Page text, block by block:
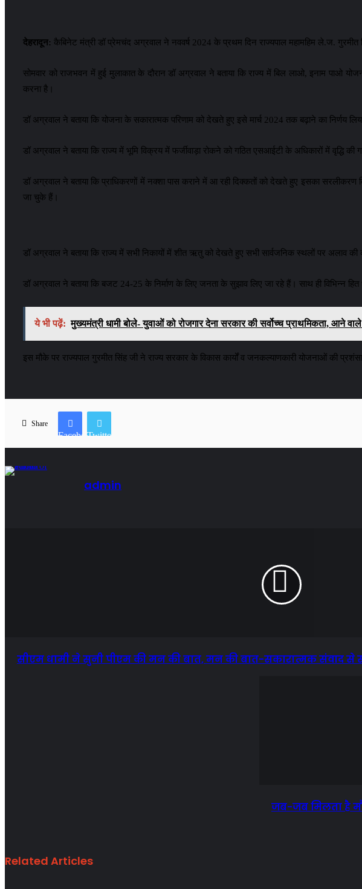
देहरादून: कैबिनेट मंत्री डॉ प्रेमचंद अग्रवाल ने नववर्ष 2024 के प्रथम दिन राज्यपाल महामहिम ले.ज. गुरमीत
सोमवार को राजभवन में हुई मुलाकात के दौरान डॉ अग्रवाल ने बताया कि राज्य में बिल लाओ, इनाम पाओ
करना है।
डॉ अग्रवाल ने बताया कि योजना के सकारात्मक परिणाम को देखते हुए इसे मार्च 2024 तक बढ़ाने का निर्णय
डॉ अग्रवाल ने बताया कि राज्य में भूमि विक्रय में फर्जीवाड़ा रोकने को गठित एसआईटी के अधिकारों में वृद्धि
डॉ अग्रवाल ने बताया कि प्राधिकरणों में नक्शा पास कराने में आ रही दिक्कतों को देखते हुए इसका
जा चुके हैं।
डॉ अग्रवाल ने बताया कि राज्य में सभी निकायों में शीत ऋतु को देखते हुए सभी सार्वजनिक स्थलों पर अलाव की
डॉ अग्रवाल ने बताया कि बजट 24-25 के निर्माण के लिए जनता के सुझाव लिए जा रहे हैं। साथ ही विभिन्न हित
ये भी पढ़ें: मुख्यमंत्री धामी बोले- युवाओं को रोजगार देना सरकार की सर्वोच्च प्राथमिकता, आने वाले
इस मौके पर राज्यपाल गुरमीत सिंह जी ने राज्य सरकार के विकास कार्यों व जनकल्याणकारी योजनाओं की
Share
FacebookTwitter
admin
सीएम धामी ने सुनी पीएम की मन की बात, मन की बात-सकारात्मक संवाद से
जब-जब मिलता है
Related Articles